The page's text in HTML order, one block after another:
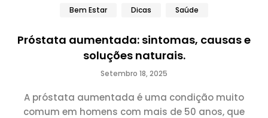
Bem Estar Dicas Saúde
Próstata aumentada: sintomas, causas e
soluções naturais.
Setembro 18, 2025
A próstata aumentada é uma condição muito
comum em homens com mais de 50 anos, que